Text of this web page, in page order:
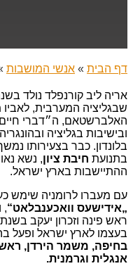
דף הבית » אנשי המושבות
שבגליציה המערבית,
האלברשטאם, ה״דברי
ובישיבות בגליציה
בלונדון. כבר בצעירותו
בתנועת חיבת ציון, נשא
ההתיישבות בארץ ישראל.
עם מעברו לרומניה שימש
„אידישעס וואכענבלאט“,
בעצמו לארץ ישראל ופעל
בחיפה, משמר הירדן,
אנגלית וגרמנית.